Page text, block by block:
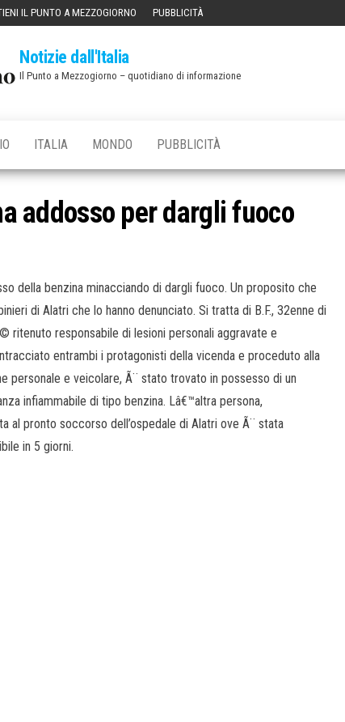
IL PUNTO A MEZZOGIORNO PUBBLICITÀ
Notizie dall'Italia
Il Punto a Mezzogiorno – quotidiano di informazione
ITALIA MONDO PUBBLICITÀ
addosso per dargli fuoco
della benzina minacciando di dargli fuoco. Un proposito che
di Alatri che lo hanno denunciato. Si tratta di B.F., 32enne di
responsabile di lesioni personali aggravate e
entrambi i protagonisti della vicenda e proceduto alla
personale e veicolare, Ã¨ stato trovato in possesso di un
infiammabile di tipo benzina. Lâ€™altra persona,
al pronto soccorso dell’ospedale di Alatri ove Ã¨ stata
in 5 giorni.